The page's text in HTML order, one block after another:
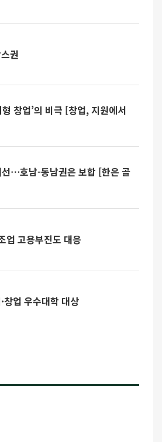
권
창업’의 비극 [창업, 지원에서
⋯호남-동남권은 보합 [한은 골
업 고용부진도 대응
창업 우수대학 대상